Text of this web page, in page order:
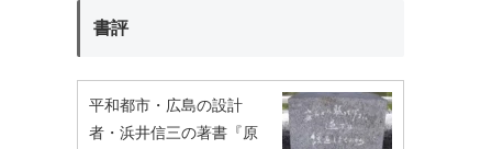
書評
平和都市・広島の設計
者・浜井信三の著書『原